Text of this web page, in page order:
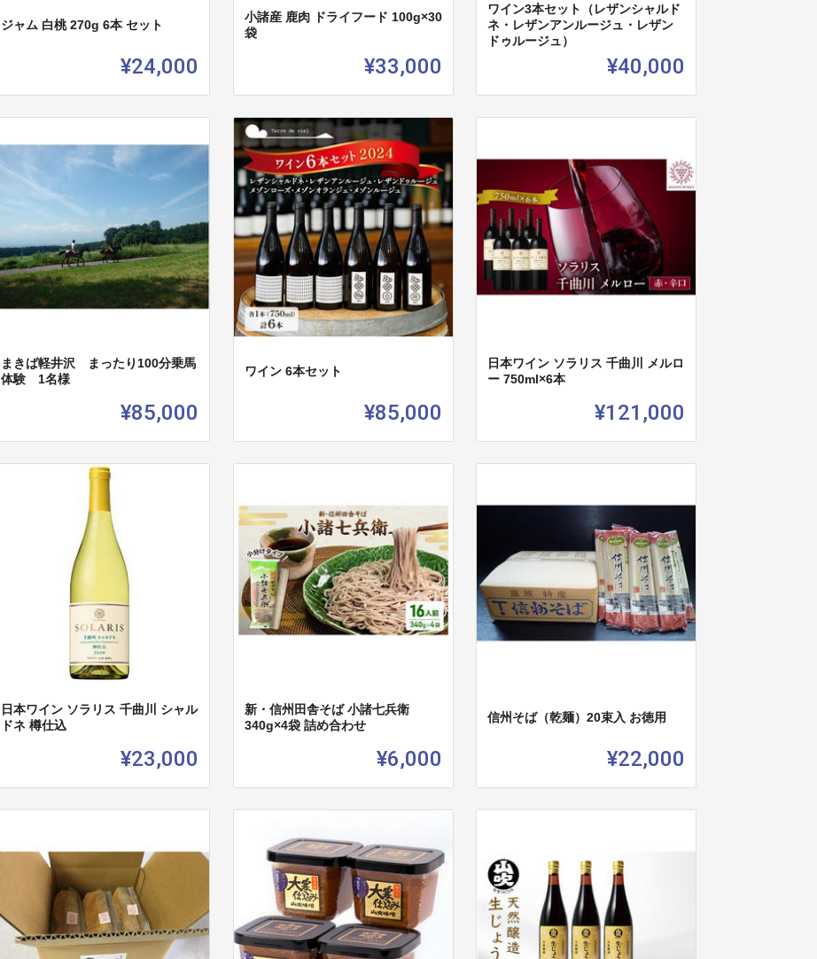
ジャム 白桃 270g 6本 セット
¥24,000
小諸産 鹿肉 ドライフード 100g×30
袋
¥33,000
ワイン3本セット（レザンシャルド
ネ・レザンアンルージュ・レザン
ドゥルージュ）
¥40,000
まきば軽井沢 まったり100分乗馬
体験 1名様
¥85,000
ワイン 6本セット
¥85,000
日本ワイン ソラリス 千曲川 メルロ
ー 750ml×6本
¥121,000
日本ワイン ソラリス 千曲川 シャル
ドネ 樽仕込
¥23,000
新・信州田舎そば 小諸七兵衛
340g×4袋 詰め合わせ
¥6,000
信州そば（乾麺）20束入 お徳用
¥22,000